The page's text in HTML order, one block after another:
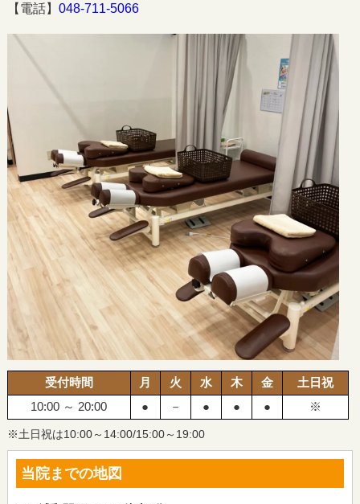
【電話】 048-711-5066
受付時間 月 火 水 木 金
土日祝
10:00 ～ 20:00
● － ● ● ● ※
※土日祝は10:00～14:00/15:00～19:00
当院までの地図